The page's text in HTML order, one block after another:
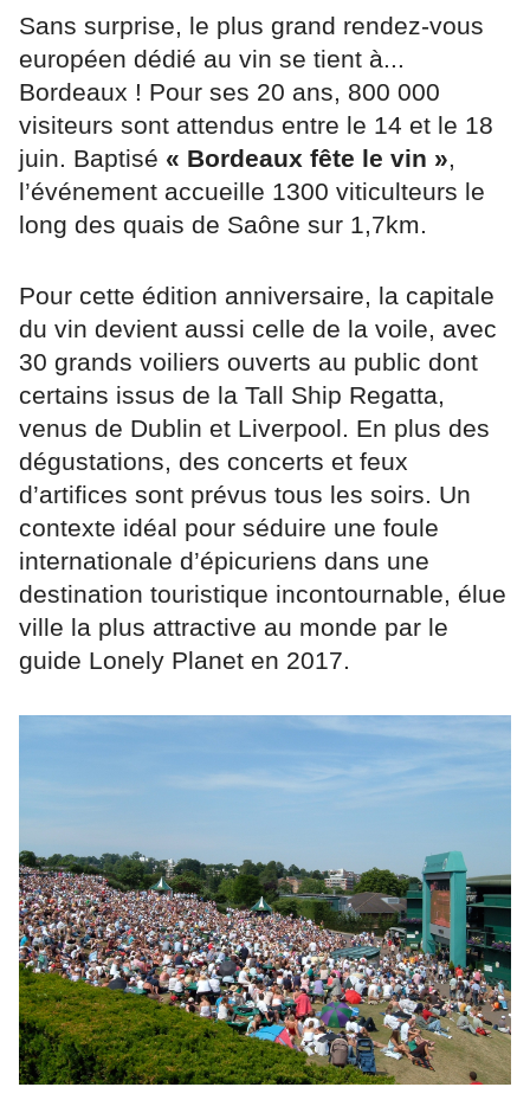
Sans surprise, le plus grand rendez-vous
européen dédié au vin se tient à...
Bordeaux ! Pour ses 20 ans, 800 000
visiteurs sont attendus entre le 14 et le 18
juin. Baptisé « Bordeaux fête le vin »,
l’événement accueille 1300 viticulteurs le
long des quais de Saône sur 1,7km.
Pour cette édition anniversaire, la capitale
du vin devient aussi celle de la voile, avec
30 grands voiliers ouverts au public dont
certains issus de la Tall Ship Regatta,
venus de Dublin et Liverpool. En plus des
dégustations, des concerts et feux
d’artifices sont prévus tous les soirs. Un
contexte idéal pour séduire une foule
internationale d’épicuriens dans une
destination touristique incontournable, élue
ville la plus attractive au monde par le
guide Lonely Planet en 2017.